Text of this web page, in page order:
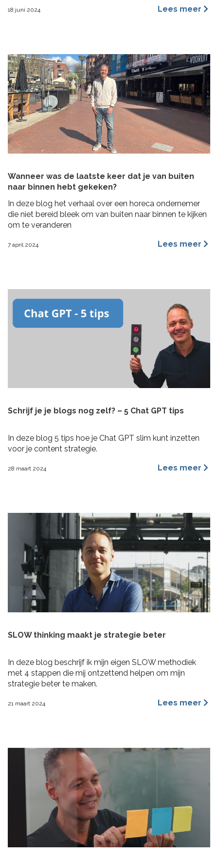
verschillende invalshoeken. In deze blog benoem ik de
18 juni 2024 Lees meer
Wanneer was de laatste keer dat je van buiten
naar binnen hebt gekeken?
In deze blog het verhaal over een horeca ondernemer
die niet bereid bleek om van buiten naar binnen te kijken
om te veranderen
7 april 2024 Lees meer
Schrijf je je blogs nog zelf? – 5 Chat GPT tips
In deze blog 5 tips hoe je Chat GPT slim kunt inzetten
voor je content strategie.
28 maart 2024 Lees meer
SLOW thinking maakt je strategie beter
In deze blog beschrijf ik mijn eigen SLOW methodiek
met 4 stappen die mij ontzettend helpen om mijn
strategie beter te maken.
21 maart 2024 Lees meer